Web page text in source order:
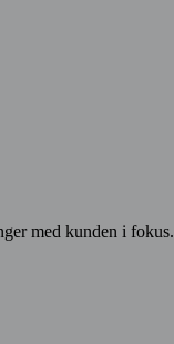
med kunden i fokus.